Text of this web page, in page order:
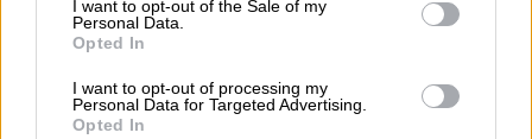
I want to opt-out of the Sale of my
Personal Data.
Opted In
I want to opt-out of processing my
Personal Data for Targeted Advertising.
Opted In
ξεσκεπαστεί η φαρσοκωμωδία της δήθεν
σκευωρίας
Γεροβασίλη: Με την προανακριτική θα
ξεσκεπαστεί η φαρσοκωμωδία της δήθεν